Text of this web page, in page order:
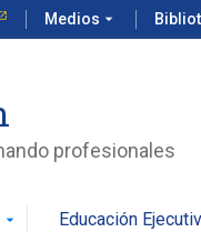
Medios arrow_drop_down
profesionales
arrow_drop_down Educación